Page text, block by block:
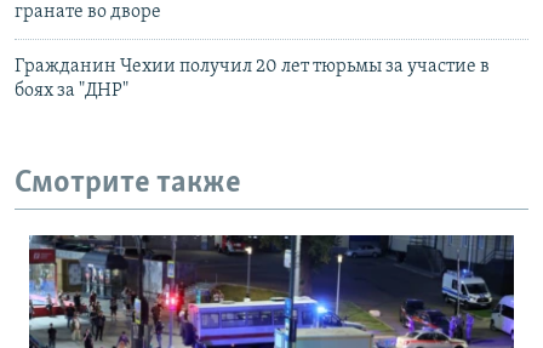
гранате во дворе
Гражданин Чехии получил 20 лет тюрьмы за участие в
боях за "ДНР"
Смотрите также